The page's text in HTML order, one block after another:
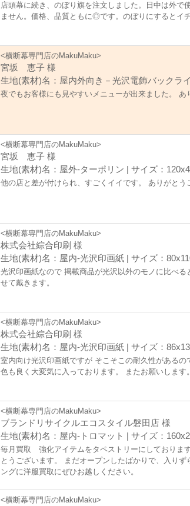
店頭幕に続き、のぼり旗を注文しました。日中は外で
ません。価格、品質ともに◎です。のぼりにするとイ
<横断幕専門店のMakuMaku>
宮坂 恵子 様
生地(素材)名：屋内外向き－光沢電飾バックラ
夜でもお客様にも見やすいメニューが出来ました。 あ
<横断幕専門店のMakuMaku>
宮坂 恵子 様
生地(素材)名：屋外-ターポリン | サイズ：
他の店と差が付けられ、すごくイイです。 ありがとう
<横断幕専門店のMakuMaku>
株式会社綜合印刷 様
生地(素材)名：屋内-光沢印画紙 | サイズ：
光沢印画紙なので 掲載商品が光沢以外のモノに比べ
せて戴きます。
<横断幕専門店のMakuMaku>
株式会社綜合印刷 様
生地(素材)名：屋内-光沢印画紙 | サイズ：
室内向け光沢印画紙ですが そこそこの耐久性がある
色も良く大変気に入っております。 またお願いします。
<横断幕専門店のMakuMaku>
ブランドリサイクルエコスタイル磐田店 様
生地(素材)名：屋内-トロマット | サイズ：
毎月買取 強化アイテムをタペストリーにしておりま
とうございます。 まだオープンしたばかりで、入り
ングに洋服買取にぜひお越しください。
<横断幕専門店のMakuMaku>